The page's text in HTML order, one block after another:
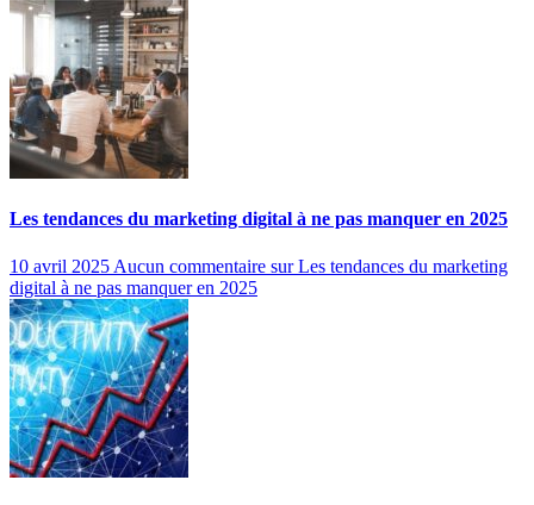
Les tendances du marketing digital à ne pas manquer en 2025
10 avril 2025 Aucun commentaire sur Les tendances du marketing
digital à ne pas manquer en 2025